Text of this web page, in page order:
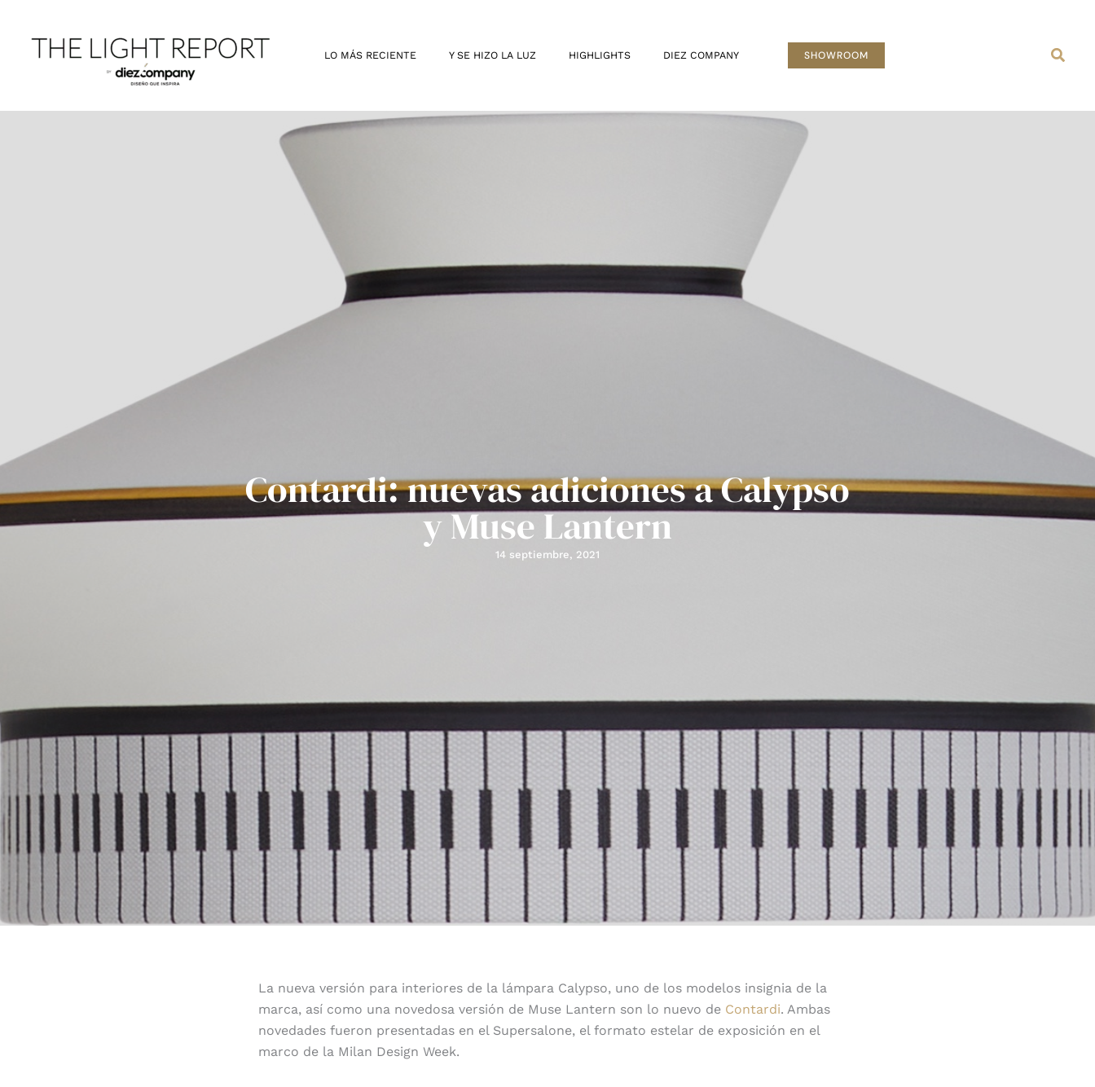
contenido
LO MÁS RECIENTE Y SE HIZO LA LUZ HIGHLIGHTS DIEZ COMPANY SHOWROOM
Contardi: nuevas adiciones a Calypso
y Muse Lantern
14 septiembre, 2021
La nueva versión para interiores de la lámpara Calypso, uno de los modelos insignia de la
marca, así como una novedosa versión de Muse Lantern son lo nuevo de Contardi. Ambas
novedades fueron presentadas en el Supersalone, el formato estelar de exposición en el
marco de la Milan Design Week.